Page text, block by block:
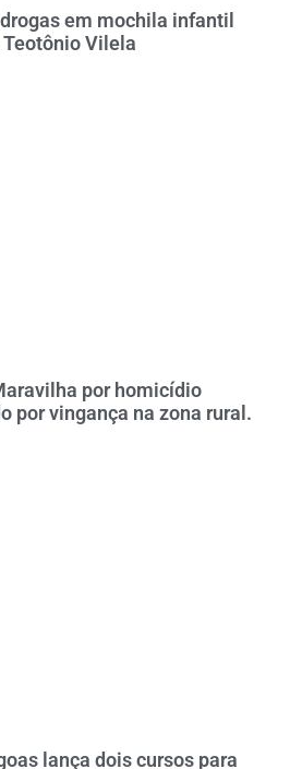
em mochila infantil
Vilela
por homicídio
por vingança na zona rural.
lança dois cursos para